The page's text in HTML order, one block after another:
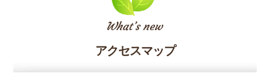
アクセスマップ